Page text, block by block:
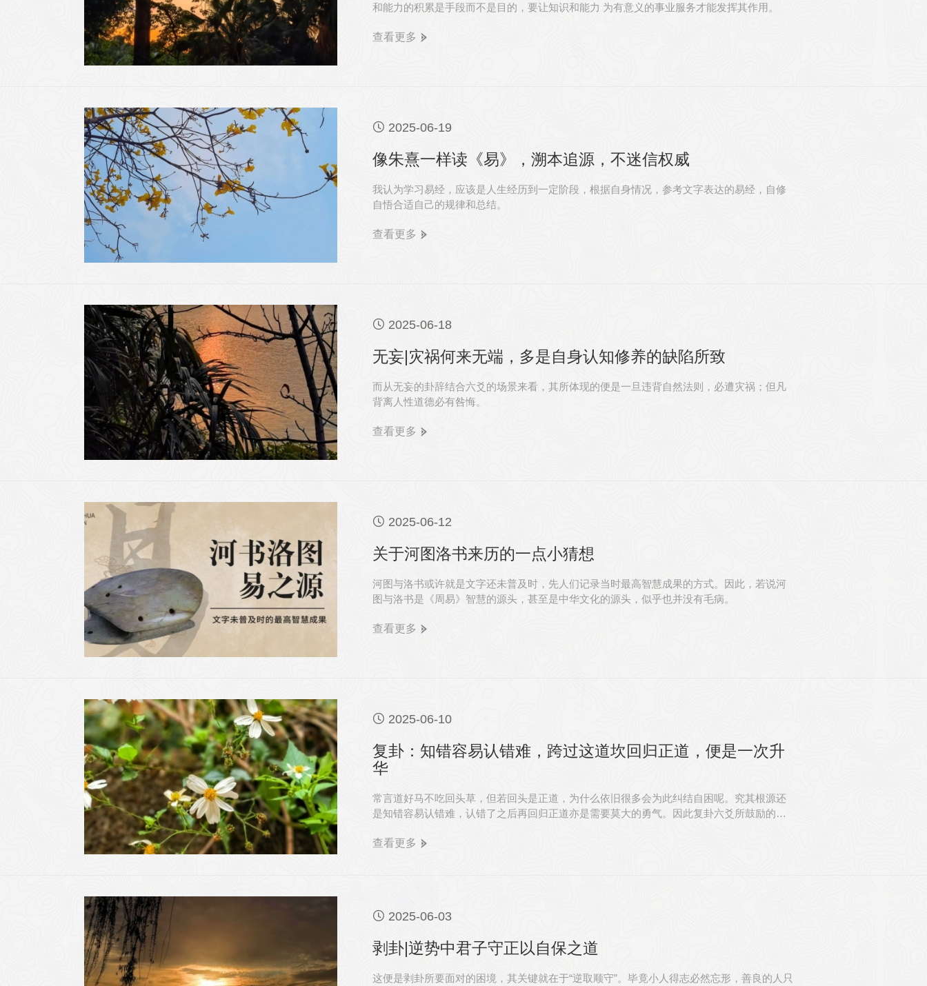
和能力的积累是手段而不是目的，要让知识和能力 为有意义的事业服务才能发挥其作用。
查看更多
 2025-06-19
像朱熹一样读《易》，溯本追源，不迷信权威
我认为学习易经，应该是人生经历到一定阶段，根据自身情况，参考文字表达的易经，自修
自悟合适自己的规律和总结。
查看更多
 2025-06-18
无妄|灾祸何来无端，多是自身认知修养的缺陷所致
而从无妄的卦辞结合六爻的场景来看，其所体现的便是一旦违背自然法则，必遭灾祸；但凡
背离人性道德必有咎悔。
查看更多
 2025-06-12
关于河图洛书来历的一点小猜想
河图与洛书或许就是文字还未普及时，先人们记录当时最高智慧成果的方式。因此，若说河
图与洛书是《周易》智慧的源头，甚至是中华文化的源头，似乎也并没有毛病。
查看更多
 2025-06-10
复卦：知错容易认错难，跨过这道坎回归正道，便是一次升
华
常言道好马不吃回头草，但若回头是正道，为什么依旧很多会为此纠结自困呢。究其根源还
是知错容易认错难，认错了之后再回归正道亦是需要莫大的勇气。因此复卦六爻所鼓励的便
查看更多
 2025-06-03
剥卦|逆势中君子守正以自保之道
这便是剥卦所要面对的困境，其关键就在于“逆取顺守”。毕竟小人得志必然忘形，善良的人只